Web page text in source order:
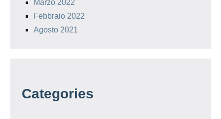
Marzo 2022
Febbraio 2022
Agosto 2021
Categories